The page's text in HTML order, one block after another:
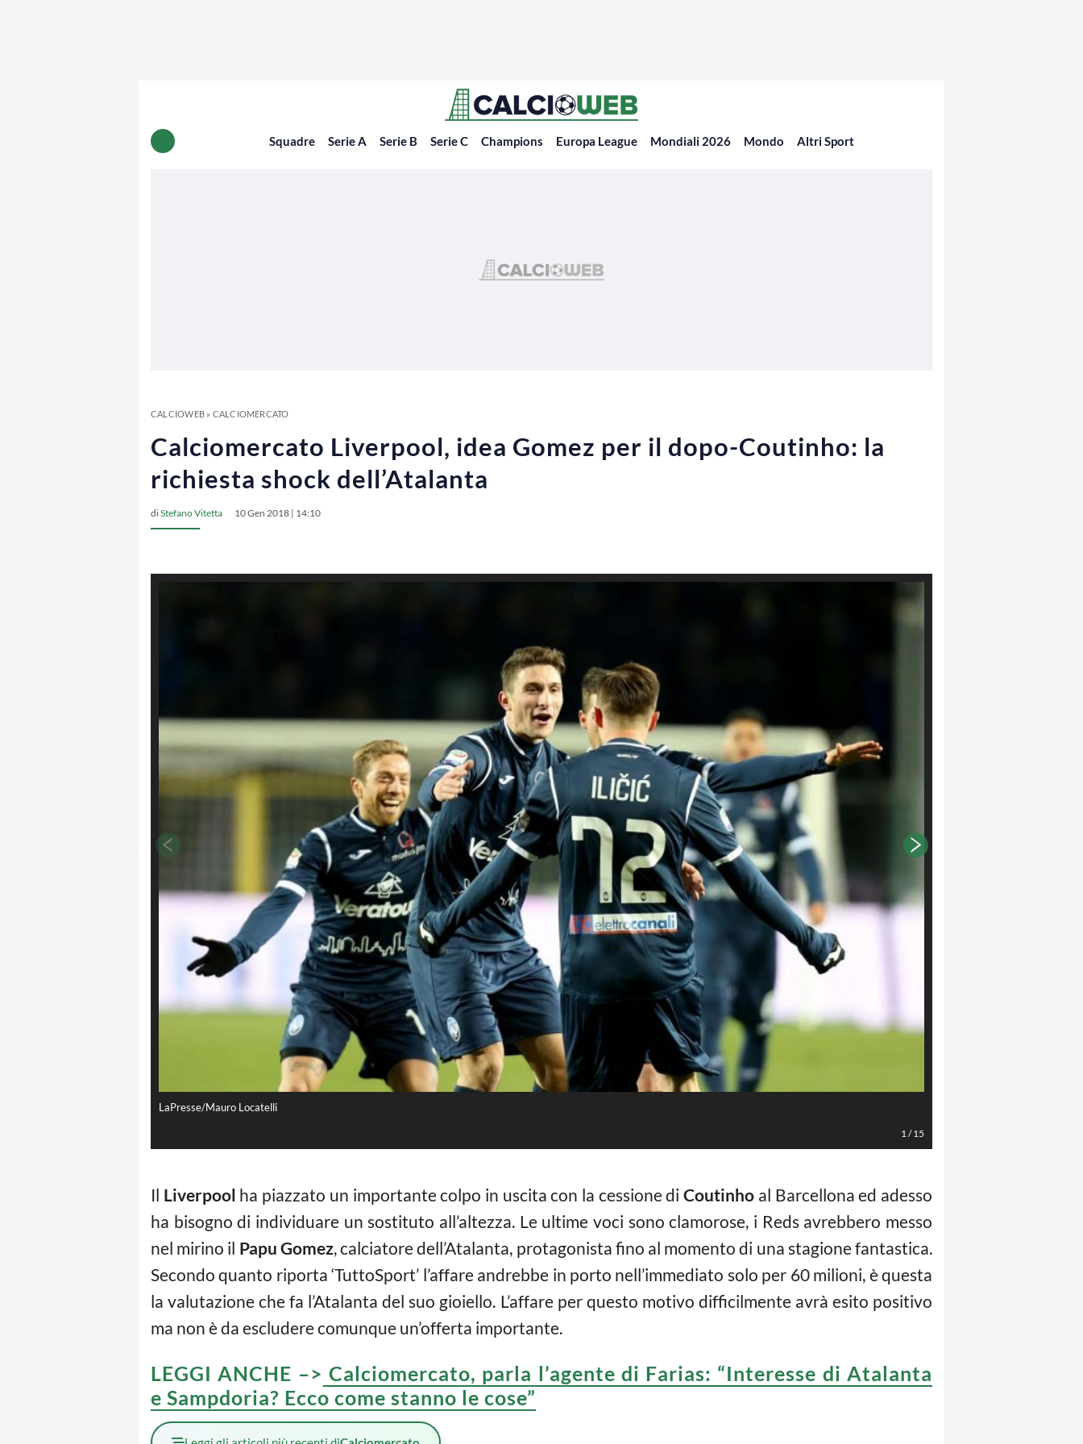
Squadre Serie A Serie B Serie C Champions Europa League Mondiali 2026 Mondo Altri Sport
CALCIOWEB» CALCIOMERCATO
Calciomercato Liverpool, idea Gomez per il dopo-Coutinho: la
richiesta shock dell’Atalanta
diStefano Vitetta 10 Gen 2018 | 14:10
LaPresse/Mauro Locatelli
1/15
Il Liverpool ha piazzato un importante colpo in uscita con la cessione diCoutinho al Barcellona ed adesso
ha bisogno di individuare un sostituto all’altezza. Le ultime voci sono clamorose, i Reds avrebbero messo
nel mirino il Papu Gomez, calciatore dell’Atalanta, protagonista fino al momento di una stagione fantastica.
Secondo quanto riporta ‘TuttoSport’ l’affare andrebbe in porto nell’immediato solo per 60 milioni, è questa
la valutazione che fa l’Atalanta del suo gioiello. L’affare per questo motivo difficilmente avrà esito positivo
ma non è da escludere comunque un’offerta importante.
LEGGI ANCHE –> Calciomercato, parla l’agente di Farias: “Interesse di Atalanta
e Sampdoria? Ecco come stanno le cose”